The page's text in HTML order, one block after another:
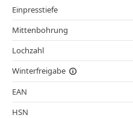
Einpresstiefe
Mittenbohrung
Lochzahl
Winterfreigabe
EAN
HSN